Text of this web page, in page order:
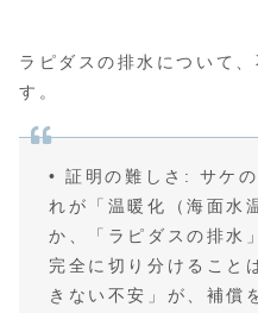
ラピダスの排水について
す。
• 証明の難しさ: サケ
れが「温暖化（海面水
か、「ラピダスの排水
完全に切り分けること
きない不安」が、補償